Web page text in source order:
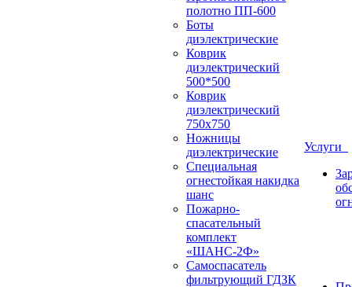
полотно ПП-600
Боты
диэлектрические
Коврик
диэлектрический
500*500
Коврик
диэлектрический
750х750
Ножницы
диэлектрические
Специальная
огнестойкая накидка
шанс
Пожарно-
спасательный
комплект
«ШАНС-2Ф»
Самоспасатель
фильтрующий ГДЗК
Услуги